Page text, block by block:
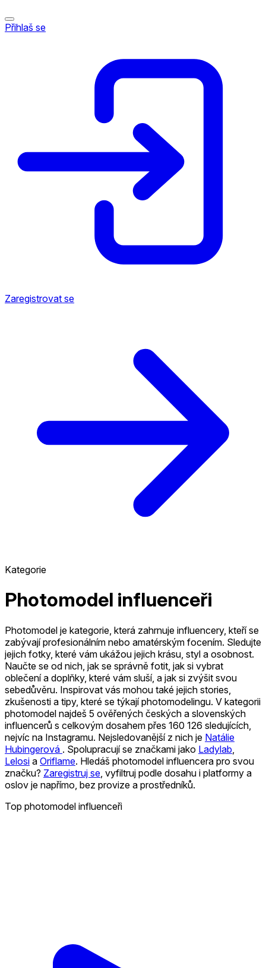
Přihlaš se
Zaregistrovat se
Kategorie
Photomodel influenceři
Photomodel je kategorie, která zahrnuje influencery, kteří se
zabývají profesionálním nebo amatérským focením. Sledujte
jejich fotky, které vám ukážou jejich krásu, styl a osobnost.
Naučte se od nich, jak se správně fotit, jak si vybrat
oblečení a doplňky, které vám sluší, a jak si zvýšit svou
sebedůvěru. Inspirovat vás mohou také jejich stories,
zkušenosti a tipy, které se týkají photomodelingu. V kategorii
photomodel najdeš 5 ověřených českých a slovenských
influencerů s celkovým dosahem přes 160 126 sledujících,
nejvíc na Instagramu. Nejsledovanější z nich je Natálie
Hubingerová . Spolupracují se značkami jako Ladylab
Lelosi a Oriflame. Hledáš photomodel influencera pro svou
značku? Zaregistruj se , vyfiltruj podle dosahu i platformy a
oslov je napřímo, bez provize a prostředníků.
Top photomodel influenceři